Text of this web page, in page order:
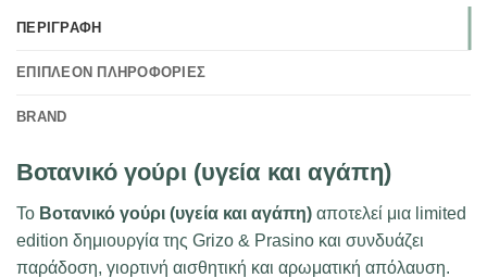
ΠΕΡΙΓΡΑΦΉ
ΕΠΙΠΛΈΟΝ ΠΛΗΡΟΦΟΡΊΕΣ
BRAND
Βοτανικό γούρι (υγεία και αγάπη)
Το Βοτανικό γούρι (υγεία και αγάπη) αποτελεί μια limited
edition δημιουργία της Grizo & Prasino και συνδυάζει
παράδοση, γιορτινή αισθητική και αρωματική απόλαυση.